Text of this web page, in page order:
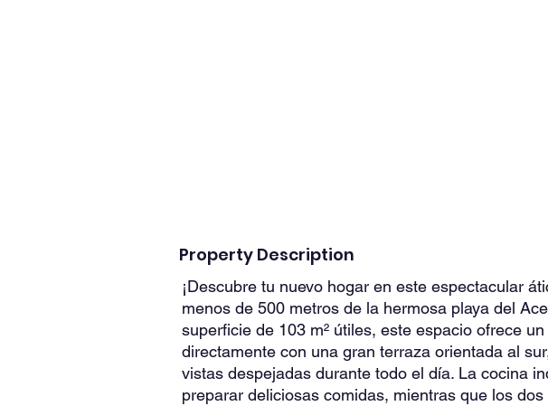
Property Description
¡Descubre tu nuevo hogar en este espectacular
menos de 500 metros de la hermosa playa del
superficie de 103 m² útiles, este espacio ofrece
directamente con una gran terraza orientada al
vistas despejadas durante todo el día. La cocina
preparar deliciosas comidas, mientras que los